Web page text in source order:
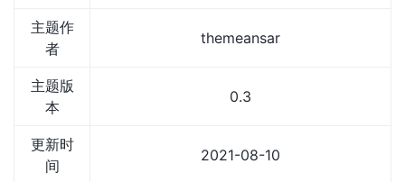
主题作
者
themeansar
主题版
本
0.3
更新时
间
2021-08-10